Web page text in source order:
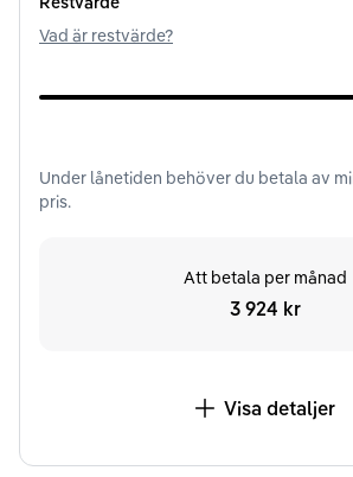
Vad är restvärde?
Under lånetiden behöver du betala av
pris.
Att betala per månad
3 924 kr
Visa detaljer